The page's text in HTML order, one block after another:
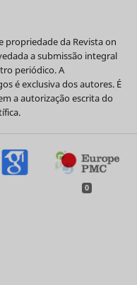
propriedade da Revista on
a submissão integral
periódico. A
é exclusiva dos autores. É
a autorização escrita do
0